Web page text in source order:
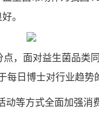
。
，面对益生菌品
日博士对行业趋势
等方式全面加强